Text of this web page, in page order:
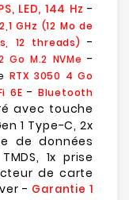
LED, 144 Hz -
GHz (12 Mo de
12 threads) -
Go M.2 NVMe -
RTX 3050 4 Go
6E - Bluetooth
avec touche
1 Type-C, 2x
de données
1x prise
de carte
- Garantie 1